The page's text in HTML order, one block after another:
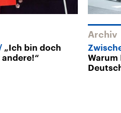
„Ich bin doch
Archiv
Warum